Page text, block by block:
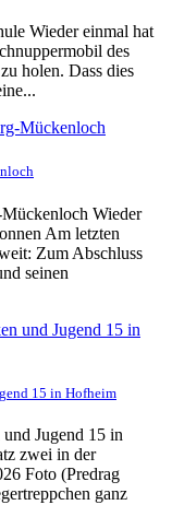
Wieder einmal hat
des
holen. Dass dies
Wieder
Am letzten
Zum Abschluss
seinen
15 in Hofheim
Jugend 15 in
zwei in der
Foto (Predrag
ganz